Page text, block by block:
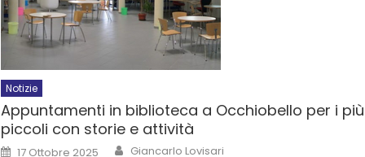
Notizie
Appuntamenti in biblioteca a Occhiobello per i più
piccoli con storie e attività
17 Ottobre 2025 Giancarlo Lovisari